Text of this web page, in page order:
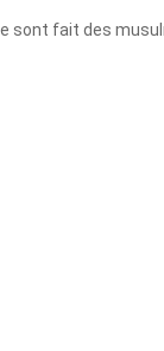
sont fait des